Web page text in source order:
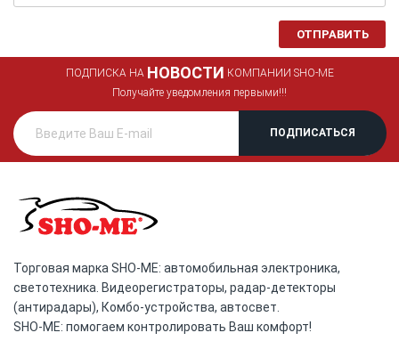
ОТПРАВИТЬ
ПОДПИСКА НА НОВОСТИ КОМПАНИИ SHO-ME
Получайте уведомления первыми!!!
Торговая марка SHO-ME: автомобильная электроника,
светотехника. Видеорегистраторы, радар-детекторы
(антирадары), Комбо-устройства, автосвет.
SHO-ME: помогаем контролировать Ваш комфорт!